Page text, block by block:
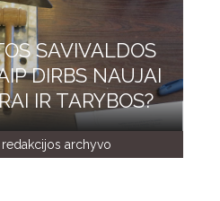
SAVIVALDOS
DIRBS NAUJAI
IR TARYBOS?
redakcijos archyvo